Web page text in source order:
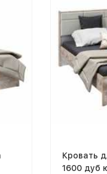
Кровать
1600 дуб